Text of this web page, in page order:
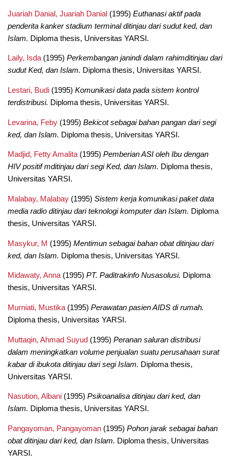
Juariah Danial, Juariah Danial (1995) Euthanasi aktif pada
penderita kanker stadium terminal ditinjau dari sudut ked, dan
Islam. Diploma thesis, Universitas YARSI.
Laily, Isda(1995) Perkembangan janindi dalam rahimditinjau dari
sudut Ked, dan Islam. Diploma thesis, Universitas YARSI.
Lestari, Budi(1995) Komunikasi data pada sistem kontrol
terdistribusi. Diploma thesis, Universitas YARSI.
Levarina, Feby(1995) Bekicot sebagai bahan pangan dari segi
ked, dan Islam. Diploma thesis, Universitas YARSI.
Madjid, Fetty Amalita(1995) Pemberian ASI oleh Ibu dengan
HIV positif mditinjau dari segi Ked, dan Islam. Diploma thesis,
Universitas YARSI.
Malabay, Malabay(1995) Sistem kerja komunikasi paket data
media radio ditinjau dari teknologi komputer dan Islam. Diploma
thesis, Universitas YARSI.
Masykur, M (1995) Mentimun sebagai bahan obat ditinjau dari
ked, dan Islam. Diploma thesis, Universitas YARSI.
Midawaty, Anna(1995) PT. Paditrakinfo Nusasolusi. Diploma
thesis, Universitas YARSI.
Murniati, Mustika(1995) Perawatan pasien AIDS di rumah.
Diploma thesis, Universitas YARSI.
Muttaqin, Ahmad Suyud(1995) Peranan saluran distribusi
dalam meningkatkan volume penjualan suatu perusahaan surat
kabar di ibukota ditinjau dari segi Islam. Diploma thesis,
Universitas YARSI.
Nasution, Albani(1995) Psikoanalisa ditinjau dari ked, dan
Islam. Diploma thesis, Universitas YARSI.
Pangayoman, Pangayoman(1995) Pohon jarak sebagai bahan
obat ditinjau dari ked, dan Islam. Diploma thesis, Universitas
YARSI.